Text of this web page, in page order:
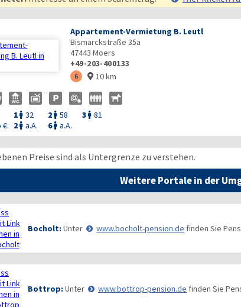
Appartement-Vermietung B. Leutl
Bismarckstraße 35a
47443 Moers
+49-203-400133
6  10 km
1  32 2  58 3  81
€: 2  a.A. 6 a.A.
Preise sind als Untergrenze zu verstehen.
Weitere Portale in der
Bocholt: Unter www.bocholt-pension.de finden Sie
Bottrop: Unter www.bottrop-pension.de finden Sie